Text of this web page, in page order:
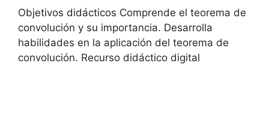
Objetivos didácticos Comprende el teorema de
convolución y su importancia. Desarrolla
habilidades en la aplicación del teorema de
convolución. Recurso didáctico digital